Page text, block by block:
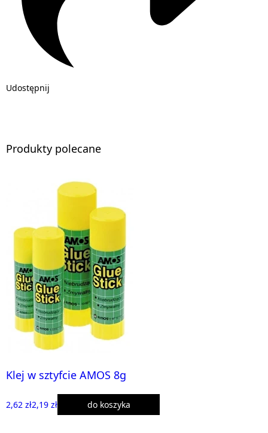
Udostępnij
Produkty polecane
Klej w sztyfcie AMOS 8g
2,62 zł2,19 zł do koszyka